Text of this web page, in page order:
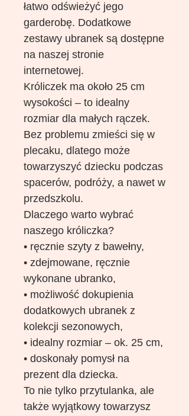
łatwo odświeżyć jego
garderobę. Dodatkowe
zestawy ubranek są dostępne
na naszej stronie
internetowej.
Króliczek ma około 25 cm
wysokości – to idealny
rozmiar dla małych rączek.
Bez problemu zmieści się w
plecaku, dlatego może
towarzyszyć dziecku podczas
spacerów, podróży, a nawet w
przedszkolu.
Dlaczego warto wybrać
naszego króliczka?
• ręcznie szyty z bawełny,
• zdejmowane, ręcznie
wykonane ubranko,
• możliwość dokupienia
dodatkowych ubranek z
kolekcji sezonowych,
• idealny rozmiar – ok. 25 cm,
• doskonały pomysł na
prezent dla dziecka.
To nie tylko przytulanka, ale
także wyjątkowy towarzysz